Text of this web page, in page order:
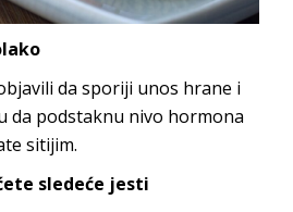
da sporiji unos hrane i
da podstaknu nivo hormona
sitijim.
sledeće jesti